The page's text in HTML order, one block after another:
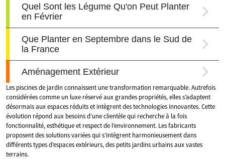
Les piscines de jardin connaissent une transformation remarquable. Autrefois
considérées comme un luxe réservé aux grandes propriétés, elles s’adaptent
désormais aux espaces réduits et intègrent des technologies innovantes. Cette
évolution répond aux besoins d’une clientèle qui recherche à la fois
fonctionnalité, esthétique et respect de l’environnement. Les fabricants
proposent des solutions variées qui s’intègrent harmonieusement dans
différents types d’espaces extérieurs, des petits jardins urbains aux vastes
terrains.